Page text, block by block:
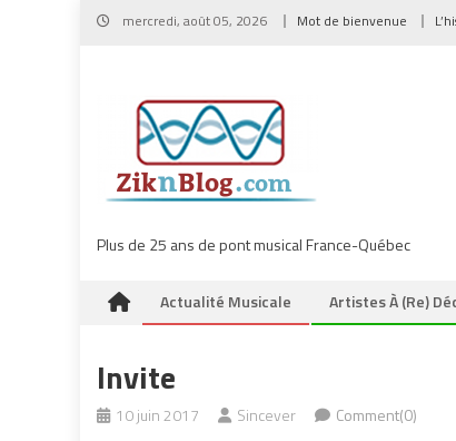
Skip
mercredi, août 05, 2026 Mot de bienvenue
Plus de 25 ans de pont musical France-Québec
Actualité Musicale Artistes À (re)
Invite
10 juin 2017 Sincever Comment(0)